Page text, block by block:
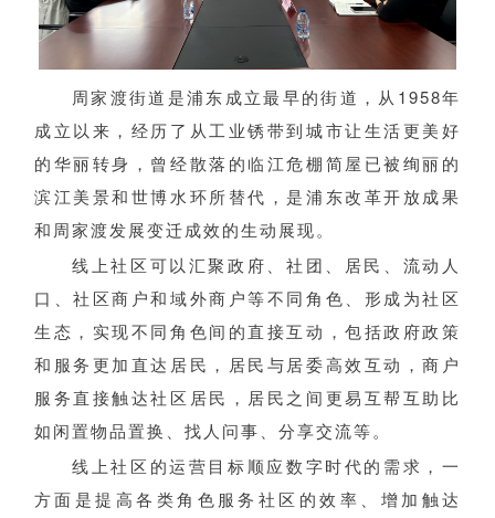
周家渡街道是浦东成立最早的街道，从1958年
成立以来，经历了从工业锈带到城市让生活更美好
的华丽转身，曾经散落的临江危棚简屋已被绚丽的
滨江美景和世博水环所替代，是浦东改革开放成果
和周家渡发展变迁成效的生动展现。
线上社区可以汇聚政府、社团、居民、流动人
口、社区商户和域外商户等不同角色、形成为社区
生态，实现不同角色间的直接互动，包括政府政策
和服务更加直达居民，居民与居委高效互动，商户
服务直接触达社区居民，居民之间更易互帮互助比
如闲置物品置换、找人问事、分享交流等。
线上社区的运营目标顺应数字时代的需求，一
方面是提高各类角色服务社区的效率、增加触达